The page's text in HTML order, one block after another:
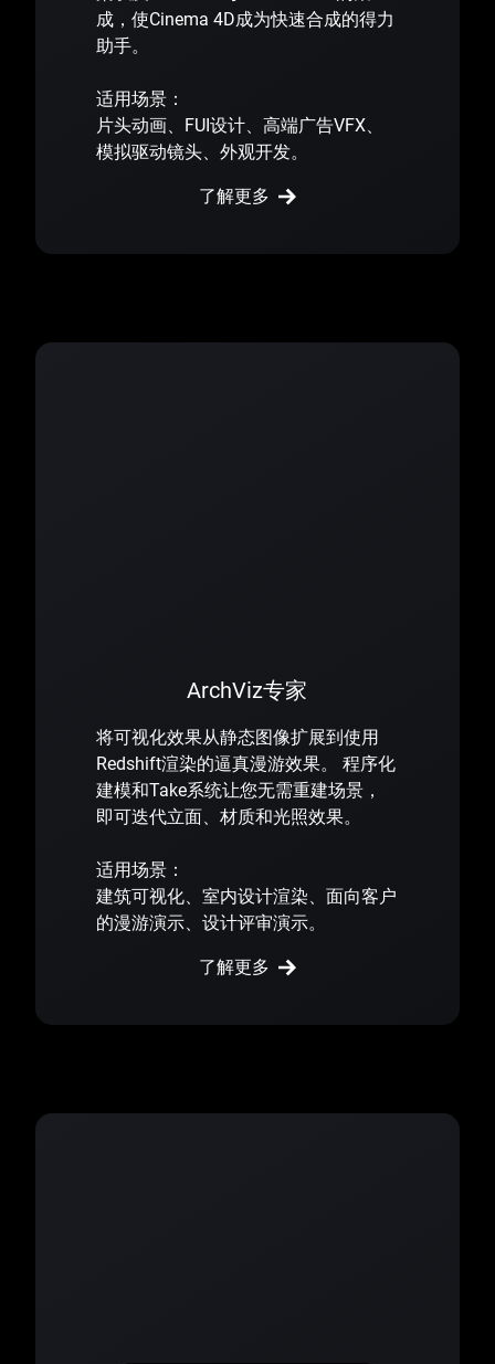
成，使Cinema 4D成为快速合成的得力
助手。
适用场景：
片头动画、FUI设计、高端广告VFX、
模拟驱动镜头、外观开发。
了解更多
ArchViz专家
将可视化效果从静态图像扩展到使用
Redshift渲染的逼真漫游效果。 程序化
建模和Take系统让您无需重建场景，
即可迭代立面、材质和光照效果。
适用场景：
建筑可视化、室内设计渲染、面向客户
的漫游演示、设计评审演示。
了解更多